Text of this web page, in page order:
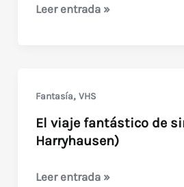
Los
(Ray
Harryhausen)
Leer entrada »
Fantasía, VHS
El viaje fantástico de
Harryhausen)
El
Leer entrada »